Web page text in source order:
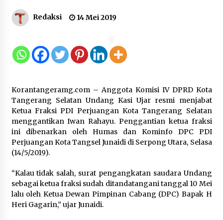
Abdul Muis Dipadamkan, Layanan
8 Agustus 2026
Pasaran
8 Agustus 2026
8 Agustus 2026
Redaksi 14 Mei 2019
Korantangeramg.com – Anggota Komisi IV DPRD Kota
Tangerang Selatan Undang Kasi Ujar resmi menjabat
Ketua Fraksi PDI Perjuangan Kota Tangerang Selatan
menggantikan Iwan Rahayu. Penggantian ketua fraksi
ini dibenarkan oleh Humas dan Kominfo DPC PDI
Perjuangan Kota Tangsel Junaidi di Serpong Utara, Selasa
(14/5/2019).
“Kalau tidak salah, surat pengangkatan saudara Undang
sebagai ketua fraksi sudah ditandatangani tanggal 10 Mei
lalu oleh Ketua Dewan Pimpinan Cabang (DPC) Bapak H
Heri Gagarin,” ujar Junaidi.